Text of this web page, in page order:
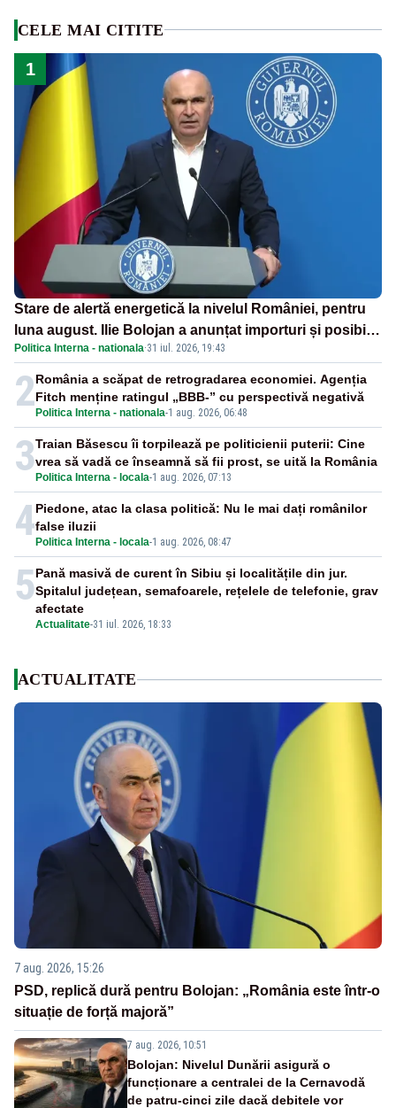
CELE MAI CITITE
1
Stare de alertă energetică la nivelul României, pentru
luna august. Ilie Bolojan a anunțat importuri și posibile
restricții – VIDEO
Politica Interna - nationala·31 iul. 2026, 19:43
2 Politica Interna - nationala-1 aug. 2026, 06:48
România a scăpat de retrogradarea economiei. Agenția
Fitch menține ratingul „BBB-” cu perspectivă negativă
3 Politica Interna - locala-1 aug. 2026, 07:13
Traian Băsescu îi torpilează pe politicienii puterii: Cine
vrea să vadă ce înseamnă să fii prost, se uită la România
4 Politica Interna - locala-1 aug. 2026, 08:47
Piedone, atac la clasa politică: Nu le mai dați românilor
false iluzii
5
Actualitate-31 iul. 2026, 18:33
Pană masivă de curent în Sibiu și localitățile din jur.
Spitalul județean, semafoarele, rețelele de telefonie, grav
afectate
ACTUALITATE
7 aug. 2026, 15:26
PSD, replică dură pentru Bolojan: „România este într-o
situație de forță majoră”
7 aug. 2026, 10:51
Bolojan: Nivelul Dunării asigură o
funcționare a centralei de la Cernavodă
de patru-cinci zile dacă debitele vor